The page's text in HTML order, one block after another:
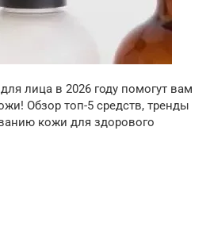
лица в 2026 году помогут вам
Обзор топ-5 средств, тренды
кожи для здорового